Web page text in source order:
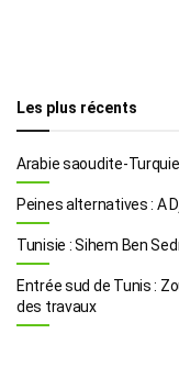
Les plus récents
Arabie saoudite-
Peines alternatives : A
Tunisie : Sihem Ben
Entrée sud de Tunis :
des travaux